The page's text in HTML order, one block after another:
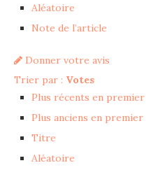
Aléatoire
Note de l’article
Donner votre avis
Trier par : Votes
Plus récents en premier
Plus anciens en premier
Titre
Aléatoire